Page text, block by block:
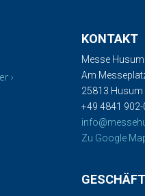
KONTAKT
Messe
Am
25813 Husum
+49 4841 902-
Zu Google